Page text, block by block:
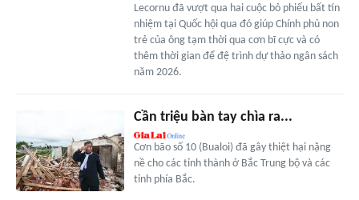
Lecornu đã vượt qua hai cuộc bỏ phiếu bất tín
nhiệm tại Quốc hội qua đó giúp Chính phủ non
trẻ của ông tạm thời qua cơn bĩ cực và có
thêm thời gian để đệ trình dự thảo ngân sách
năm 2026.
Cần triệu bàn tay chìa ra...
Cơn bão số 10 (Bualoi) đã gây thiệt hại nặng
nề cho các tỉnh thành ở Bắc Trung bộ và các
tỉnh phía Bắc.